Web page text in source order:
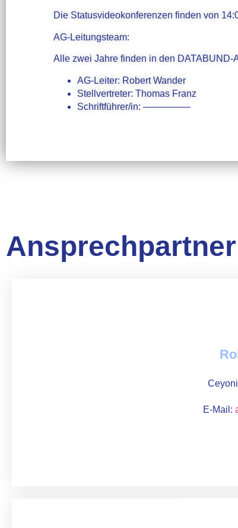
Die Statusvideokonferenzen finden von
AG-Leitungsteam:
Alle zwei Jahre finden in den DATABUND-
AG-Leiter: Robert Wander
Stellvertreter: Thomas Franz
Schriftführer/in: —————
Ansprechpartner
E-Mail: